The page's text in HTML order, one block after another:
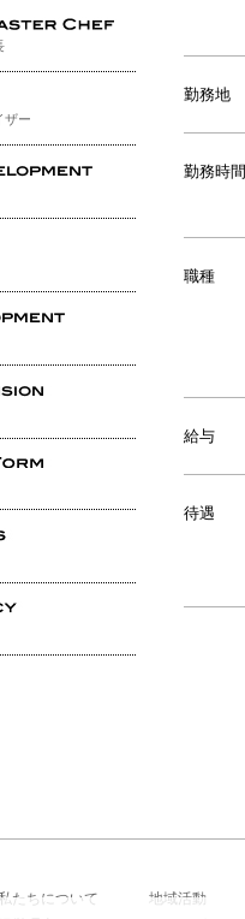
勤務地
勤務時間
職種
給与
待遇
ザー
たちについて
地域活動